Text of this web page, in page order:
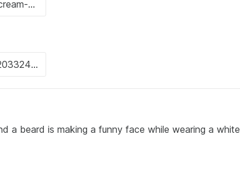
a beard is making a funny face while wearing a white